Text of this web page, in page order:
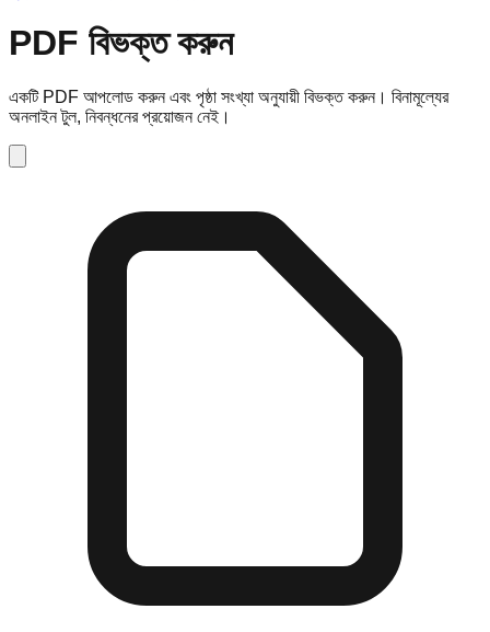
PDF বিভক্ত করুন
একটি PDF আপলোড করুন এবং পৃষ্ঠা সংখ্যা অনুযায়ী বিভক্ত করুন। বিনামূল্যের
অনলাইন টুল, নিবন্ধনের প্রয়োজন নেই।